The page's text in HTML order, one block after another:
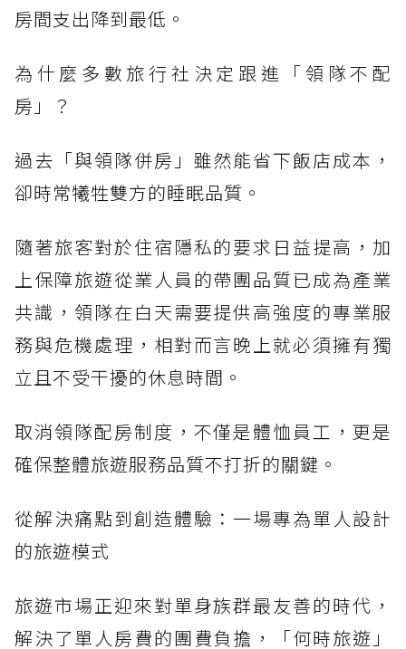
房間支出降到最低。
為什麼多數旅行社決定跟進「領隊不配
房」？
過去「與領隊併房」雖然能省下飯店成本，
卻時常犧牲雙方的睡眠品質。
隨著旅客對於住宿隱私的要求日益提高，加
上保障旅遊從業人員的帶團品質已成為產業
共識，領隊在白天需要提供高強度的專業服
務與危機處理，相對而言晚上就必須擁有獨
立且不受干擾的休息時間。
取消領隊配房制度，不僅是體恤員工，更是
確保整體旅遊服務品質不打折的關鍵。
從解決痛點到創造體驗：一場專為單人設計
的旅遊模式
旅遊市場正迎來對單身族群最友善的時代，
解決了單人房費的團費負擔，「何時旅遊」